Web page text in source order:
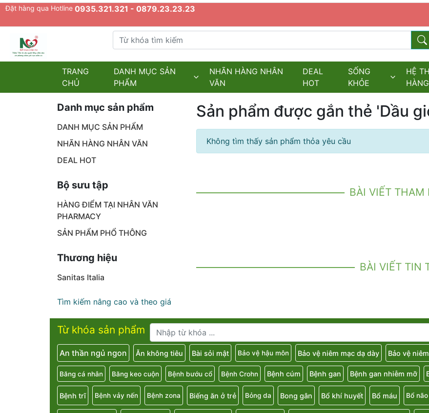
Đặt hàng qua Hotline 0935.321.321 - 0879.23.23.23
admin.configuration.shipping.providers.fields.logo
Từ khóa tìm kiếm
Từ
TRANG
CHỦ
DANH MỤC SẢN
PHẨM
NHÃN HÀNG NHÂN
VĂN
DEAL
HOT
SỐNG
KHỎE
HỆ
HÀNG
Sản phẩm được gắn thẻ 'Dầu
Không tìm thấy sản phẩm thỏa yêu cầu
BÀI VIẾT THAM
BÀI VIẾT TIN
Danh mục sản phẩm
DANH MỤC SẢN PHẨM
NHÃN HÀNG NHÂN VĂN
DEAL HOT
Bộ sưu tập
HÀNG ĐIỂM TẠI NHÂN VĂN
PHARMACY
SẢN PHẨM PHỔ THÔNG
Thương hiệu
Sanitas Italia
Tìm kiếm nâng cao và theo giá
Từ khóa sản phẩm
An thần ngủ ngon Ăn không tiêu Bài sỏi mật Bảo vệ hậu môn Bảo vệ niêm mạc dạ dày Bảo vệ
Băng cá nhân Băng keo cuộn Bệnh bướu cổ Bệnh Crohn Bệnh cúm Bệnh gan Bệnh gan nhiễm mỡ
Bệnh trĩ Bệnh vảy nến Bệnh zona Biếng ăn ở trẻ Bỏng da Bong gân Bổ khí huyết Bổ máu Bổ não